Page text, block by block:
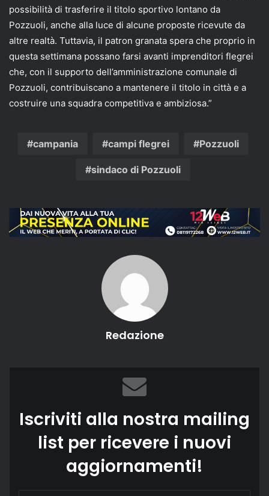
possibilità di trasferire il titolo sportivo lontano da
Pozzuoli, anche alla luce di alcune proposte ricevute da
altre realtà. Tuttavia, il patron granata spera che proprio in
questa settimana possano farsi avanti imprenditori flegrei
che, con il supporto dell’amministrazione comunale di
Pozzuoli, contribuiscano a mantenere il titolo in città e a
costruire una squadra competitiva e ambiziosa.”
campania campi flegrei Pozzuoli
sindaco di Pozzuoli
Redazione
Iscriviti alla nostra mailing
list per ricevere i nuovi
aggiornamenti!